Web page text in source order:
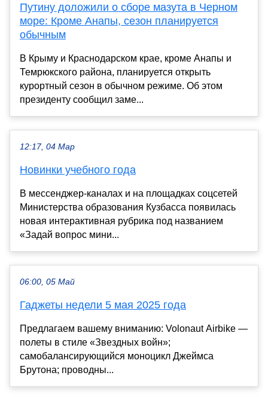
Путину доложили о сборе мазута в Черном
море: Кроме Анапы, сезон планируется
обычным
В Крыму и Краснодарском крае, кроме Анапы и
Темрюкского района, планируется открыть
курортный сезон в обычном режиме. Об этом
президенту сообщил заме...
12:17, 04 Мар
Новинки учебного года
В мессенджер-каналах и на площадках соцсетей
Министерства образования Кузбасса появилась
новая интерактивная рубрика под названием
«Задай вопрос мини...
06:00, 05 Май
Гаджеты недели 5 мая 2025 года
Предлагаем вашему вниманию: Volonaut Airbike —
полеты в стиле «Звездных войн»;
самобалансирующийся моноцикл Джеймса
Брутона; проводны...